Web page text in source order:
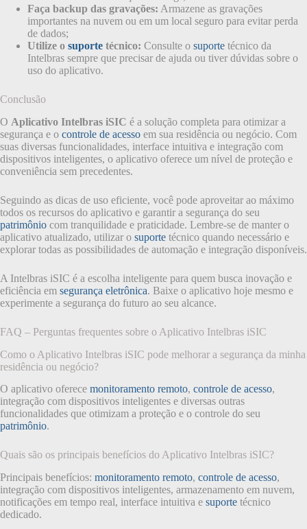
Faça backup das gravações: Armazene as gravações
importantes na nuvem ou em um local seguro para evitar perda
de dados;
Utilize o suporte técnico: Consulte o suporte técnico da
Intelbras sempre que precisar de ajuda ou tiver dúvidas sobre o
uso do aplicativo.
Conclusão
O Aplicativo Intelbras iSIC é a solução completa para otimizar a
segurança e o controle de acesso em sua residência ou negócio. Com
suas diversas funcionalidades, interface intuitiva e integração com
dispositivos inteligentes, o aplicativo oferece um nível de proteção e
conveniência sem precedentes.
Seguindo as dicas de uso eficiente, você pode aproveitar ao máximo
todos os recursos do aplicativo e garantir a segurança do seu
patrimônio com tranquilidade e praticidade. Lembre-se de manter o
aplicativo atualizado, utilizar o suporte técnico quando necessário e
explorar todas as possibilidades de automação e integração disponíveis.
A Intelbras iSIC é a escolha inteligente para quem busca inovação e
eficiência em segurança eletrônica. Baixe o aplicativo hoje mesmo e
experimente a segurança do futuro ao seu alcance.
FAQ – Perguntas frequentes sobre o Aplicativo Intelbras iSIC
Como o Aplicativo Intelbras iSIC pode melhorar a segurança da minha
residência ou negócio?
O aplicativo oferece monitoramento remoto, controle de acesso,
integração com dispositivos inteligentes e diversas outras
funcionalidades que otimizam a proteção e o controle do seu
patrimônio.
Quais são os principais benefícios do Aplicativo Intelbras iSIC?
Principais benefícios: monitoramento remoto, controle de acesso,
integração com dispositivos inteligentes, armazenamento em nuvem,
notificações em tempo real, interface intuitiva e suporte técnico
dedicado.